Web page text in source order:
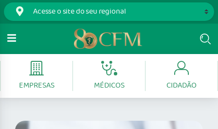
EMPRESAS MÉDICOS CIDADÃO